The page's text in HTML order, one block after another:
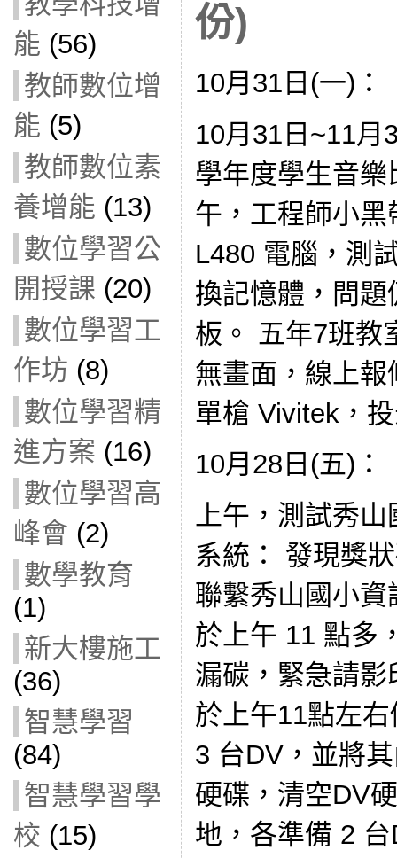
能 (56)
教師數位增
能 (5)
教師數位素
養增能 (13)
數位學習公
開授課 (20)
數位學習工
作坊 (8)
數位學習精
進方案 (16)
數位學習高
峰會 (2)
數學教育
(1)
新大樓施工
(36)
智慧學習
(84)
智慧學習學
校 (15)
份)
10月31日(一)：
10月31日~11月
學年度學生音
午，工程師小
L480 電腦，測
換記憶體，問
板。 五年7班教
無畫面，線上
單槍 Vivitek，
10月28日(五)：
上午，測試秀
系統： 發現獎
聯繫秀山國小
於上午 11 點多
漏碳，緊急請
於上午11點左
3 台DV，並將
硬碟，清空DV
地，各準備 2